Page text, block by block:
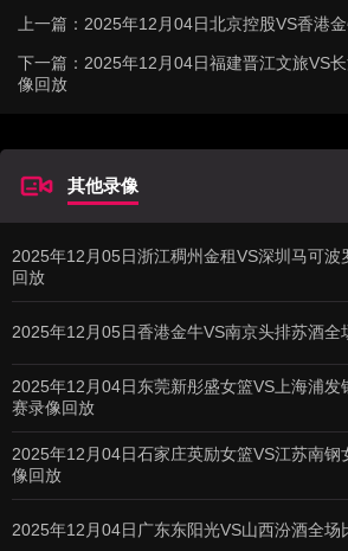
上一篇： 2025年12月04日北京控股VS香港
下一篇： 2025年12月04日福建晋江文旅VS
像回放
其他录像
2025年12月05日浙江稠州金租VS深圳马可波
回放
2025年12月05日香港金牛VS南京头排苏酒全
2025年12月04日东莞新彤盛女篮VS上海浦发
赛录像回放
2025年12月04日石家庄英励女篮VS江苏南钢
像回放
2025年12月04日广东东阳光VS山西汾酒全场